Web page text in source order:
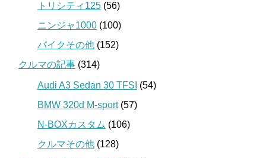
トリシティ125 (56)
ニンジャ1000 (100)
バイクその他 (152)
クルマの記事 (314)
Audi A3 Sedan 30 TFSI (54)
BMW 320d M-sport(57)
N-BOXカスタム (106)
クルマその他 (128)